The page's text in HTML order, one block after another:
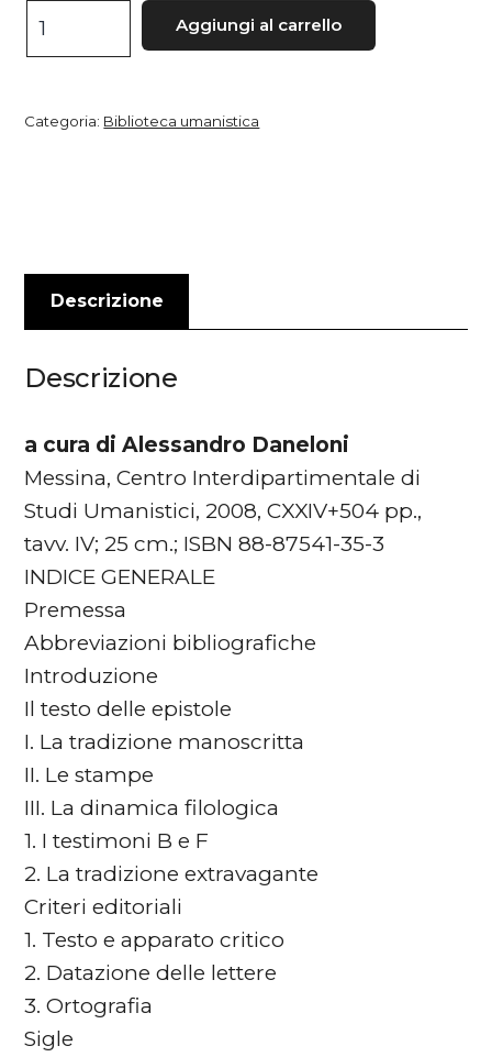
Bartholomaei
Fontii
I
Aggiungi al carrello
Categoria: Biblioteca umanistica
Descrizione
Descrizione
a cura di Alessandro Daneloni
Messina, Centro Interdipartimentale di
Studi Umanistici, 2008, CXXIV+504 pp.,
tavv. IV; 25 cm.; ISBN 88-87541-35-3
INDICE GENERALE
Premessa
Abbreviazioni bibliografiche
Introduzione
Il testo delle epistole
I. La tradizione manoscritta
II. Le stampe
III. La dinamica filologica
1. I testimoni B e F
2. La tradizione extravagante
Criteri editoriali
1. Testo e apparato critico
2. Datazione delle lettere
3. Ortografia
Sigle